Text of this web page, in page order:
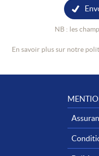
NB : les
En savoir plus sur notre